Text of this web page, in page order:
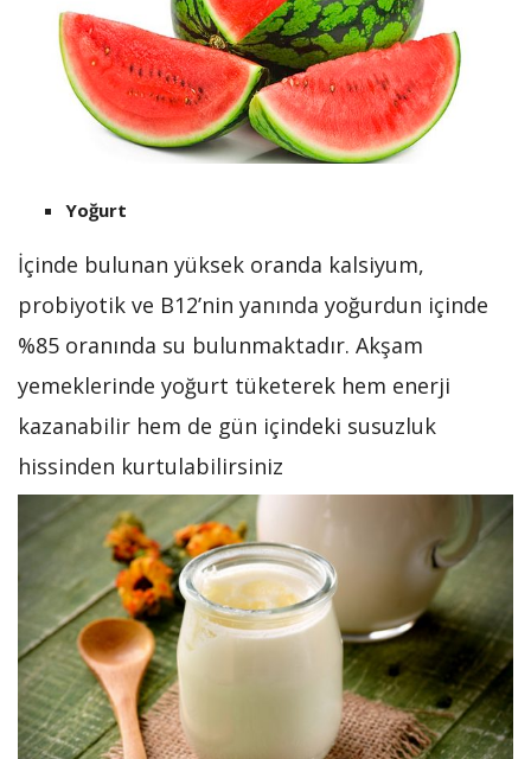
Yoğurt
İçinde bulunan yüksek oranda kalsiyum,
probiyotik ve B12’nin yanında yoğurdun içinde
%85 oranında su bulunmaktadır. Akşam
yemeklerinde yoğurt tüketerek hem enerji
kazanabilir hem de gün içindeki susuzluk
hissinden kurtulabilirsiniz